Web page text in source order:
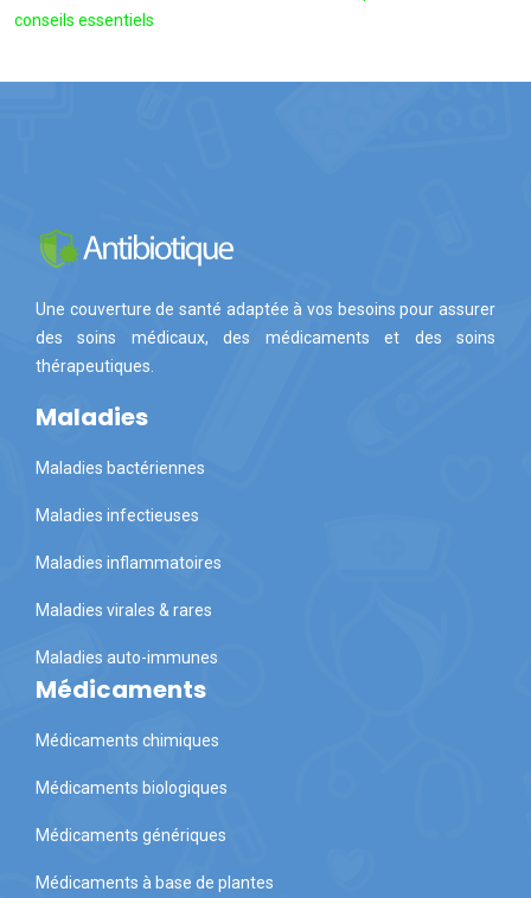
conseils essentiels
Une couverture de santé adaptée à vos besoins pour assurer
des soins médicaux, des médicaments et des soins
thérapeutiques.
Maladies
Maladies bactériennes
Maladies infectieuses
Maladies inflammatoires
Maladies virales & rares
Maladies auto-immunes
Médicaments
Médicaments chimiques
Médicaments biologiques
Médicaments génériques
Médicaments à base de plantes